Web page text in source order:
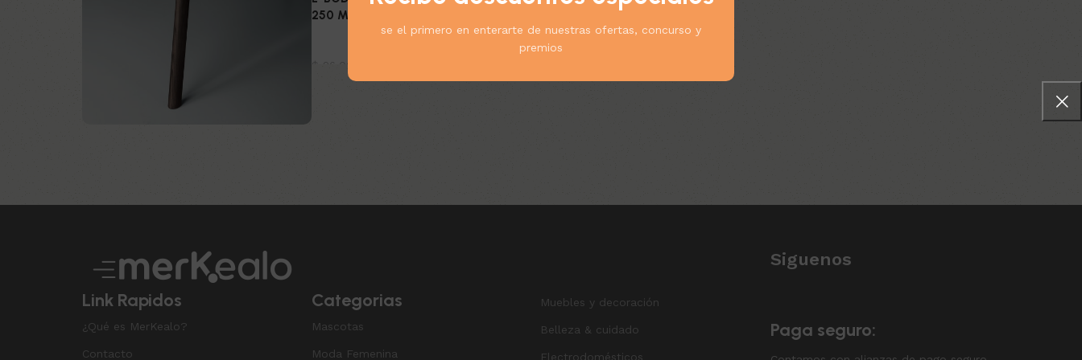
se el primero en enterarte de nuestras ofertas, concurso y
premios
250 ML
Link Rapidos
¿Qué es MerKealo?
Contacto
Categorias
Mascotas
Moda Femenina
Muebles y decoración
Belleza & cuidado
Electrodomésticos
Siguenos
Paga seguro: